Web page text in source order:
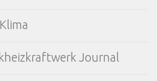
Journal